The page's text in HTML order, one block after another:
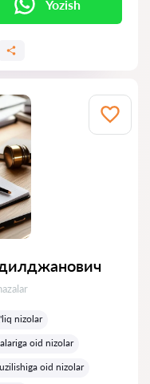
Yozish
nizolar
oid nizolar
oid nizolar